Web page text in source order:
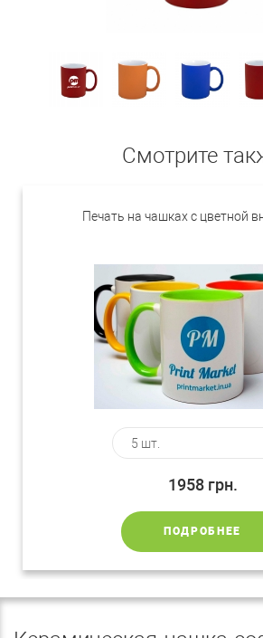
Смотрите
Печать на чашках с цветной
1958 грн.
ПОДРОБНЕЕ